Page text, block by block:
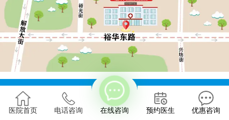
地址：石家庄桥西区裕华东路7号
版权所有：石家庄远大中医皮肤病医院
医院首页 电话咨询 在线咨询
方便说下您的白癜风症状？
预约医生 优惠咨询